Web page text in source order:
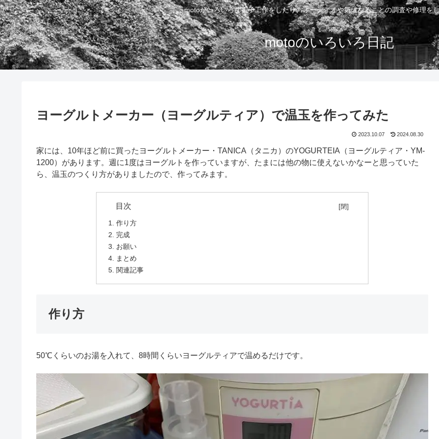
motoがいろいろな電子工作をしたり、オーディオや気になることの調査や修理を
motoのいろいろ日記
ヨーグルトメーカー（ヨーグルティア）で温玉を作ってみた
2023.10.07 2024.08.30
家には、10年ほど前に買ったヨーグルトメーカー・TANICA（タニカ）のYOGURTEIA（ヨーグルティア・YM-
1200）があります。週に1度はヨーグルトを作っていますが、たまには他の物に使えないかなーと思っていた
ら、温玉のつくり方がありましたので、作ってみます。
目次
作り方
完成
お願い
まとめ
関連記事
作り方
50℃くらいのお湯を入れて、8時間くらいヨーグルティアで温めるだけです。